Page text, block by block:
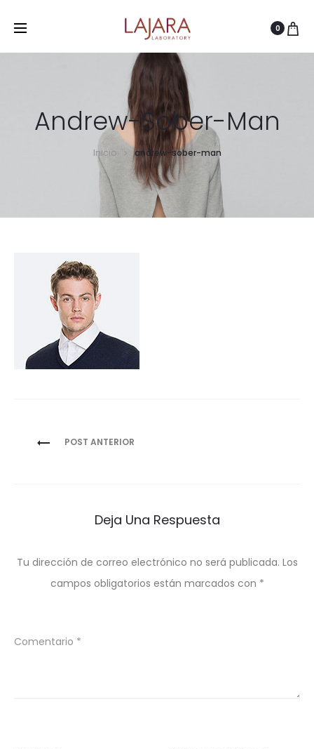
0
Andrew-Sober-Man
Inicio andrew-sober-man
Navegación
POST ANTERIOR
Deja Una Respuesta
Tu dirección de correo electrónico no será publicada. Los
campos obligatorios están marcados con *
Comentario *